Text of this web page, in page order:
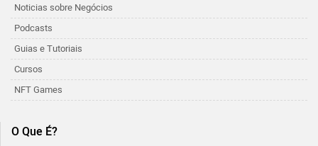
Noticias sobre Negócios
Podcasts
Guias e Tutoriais
Cursos
NFT Games
O Que É?